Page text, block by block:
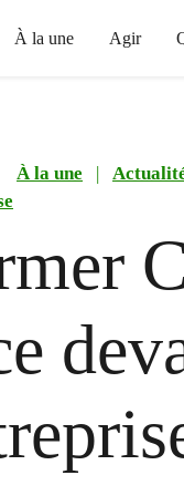
À la une Agir
À la une |